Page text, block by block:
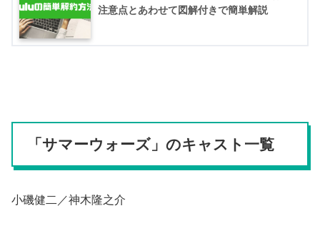
注意点とあわせて図解付きで簡単解説
「サマーウォーズ」のキャスト一覧
小磯健二／神木隆之介